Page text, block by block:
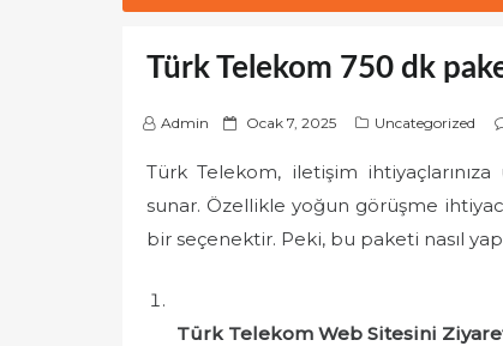
Türk Telekom 750 dk
Admin
P
s
t
Ocak 7, 2025 Uncategorized
Türk Telekom, iletişim
sunar. Özellikle yoğun görüşme
bir seçenektir. Peki, bu paketi nasıl
Türk Telekom Web Sitesini